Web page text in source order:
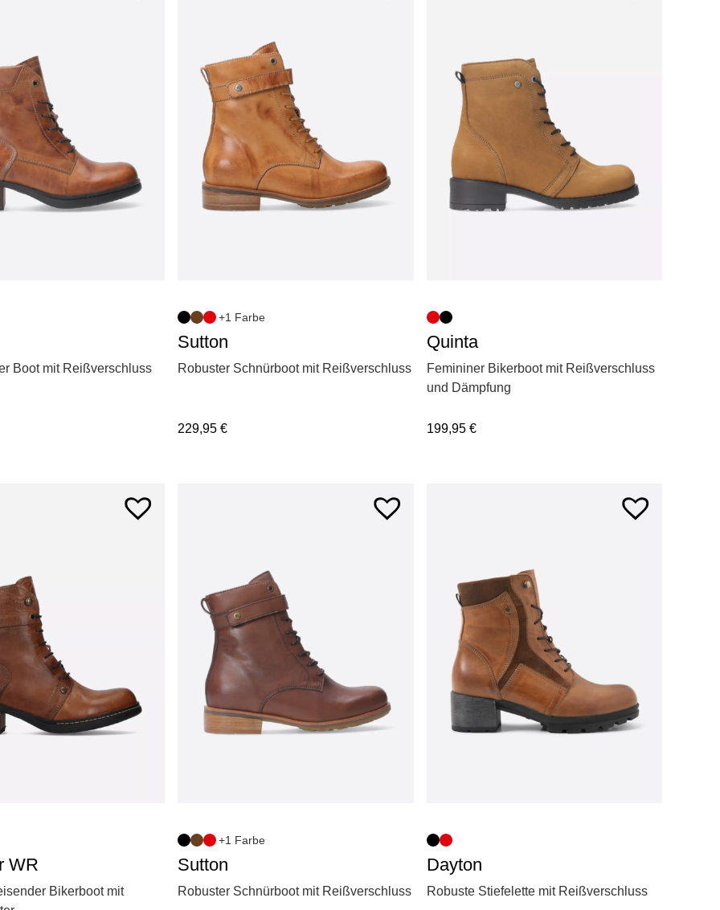
Boot mit Reißverschluss
+1 Farbe
Sutton
Robuster Schnürboot mit Reißverschluss
229,95€
Quinta
Femininer Bikerboot mit Reißverschluss
und Dämpfung
199,95 €
WR
Bikerboot mit
+1 Farbe
Sutton
Robuster Schnürboot mit Reißverschluss
Dayton
Robuste Stiefelette mit Reißverschluss